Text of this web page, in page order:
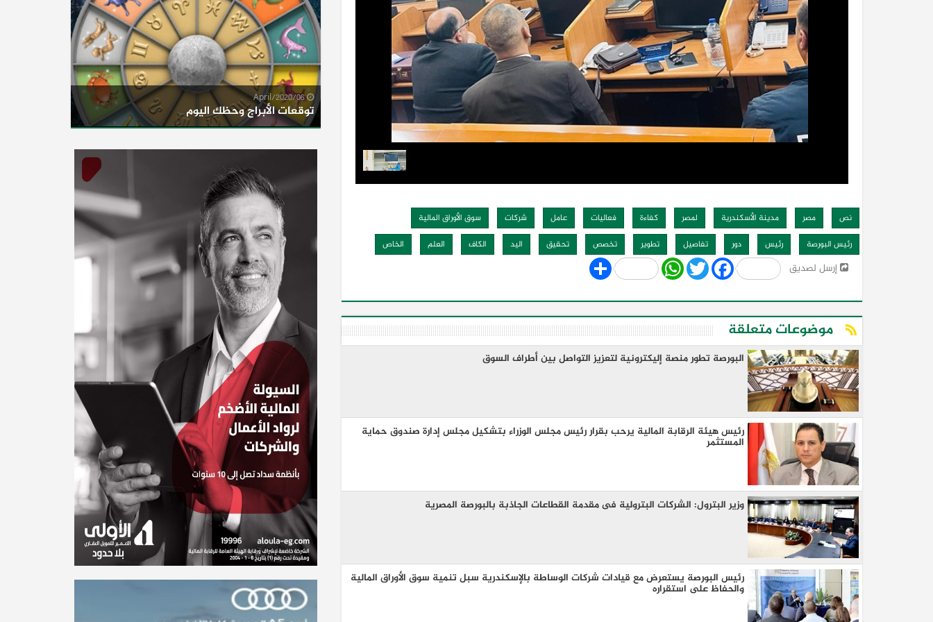
نص مصر مدينة الأسكندرية لمصر كفاءة فعاليات عامل شركات
سوق الأوراق المالية
رئيس البورصة
رئيس دور تفاصيل تطوير تخصص تحقيق اليد الكاف العلم الخاص
إرسل لصديق Share WhatsApp
Twitter Facebook
موضوعات متعلقة
البورصة تطور منصة إليكترونية لتعزيز التواصل بين أطراف السوق
رئيس هيئة الرقابة المالية يرحب بقرار رئيس مجلس الوزراء بتشكيل مجلس إدارة صندوق حماية
المستثمر
وزير البترول: الشركات البترولية فى مقدمة القطاعات الجاذبة بالبورصة المصرية
رئيس البورصة يستعرض مع قيادات شركات الوساطة بالإسكندرية سبل تنمية سوق الأوراق المالية
والحفاظ على استقراره
06/April/2020
توقعات الأبراج وحظك اليوم